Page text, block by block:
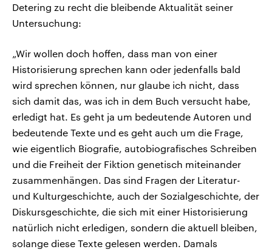
Detering zu recht die bleibende Aktualität seiner
Untersuchung:
„Wir wollen doch hoffen, dass man von einer
Historisierung sprechen kann oder jedenfalls bald
wird sprechen können, nur glaube ich nicht, dass
sich damit das, was ich in dem Buch versucht habe,
erledigt hat. Es geht ja um bedeutende Autoren und
bedeutende Texte und es geht auch um die Frage,
wie eigentlich Biografie, autobiografisches Schreiben
und die Freiheit der Fiktion genetisch miteinander
zusammenhängen. Das sind Fragen der Literatur-
und Kulturgeschichte, auch der Sozialgeschichte, der
Diskursgeschichte, die sich mit einer Historisierung
natürlich nicht erledigen, sondern die aktuell bleiben,
solange diese Texte gelesen werden. Damals